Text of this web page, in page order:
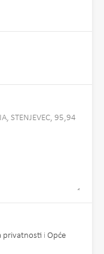
privatnosti i Opće